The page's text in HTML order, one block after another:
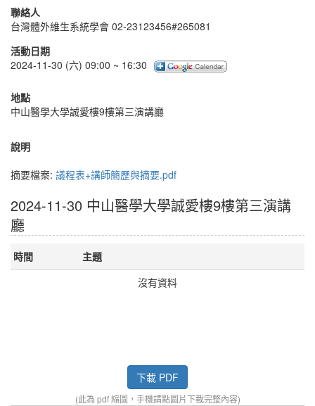
聯絡人
台灣體外維生系統學會 02-23123456#265081
活動日期
2024-11-30 (六) 09:00 ~ 16:30
地點
中山醫學大學誠愛樓9樓第三演講廳
說明
摘要檔案: 議程表+講師簡歷與摘要.pdf
2024-11-30 中山醫學大學誠愛樓9樓第三演講
廳
時間
主題
沒有資料
下載 PDF
(此為 pdf 縮圖，手機請點圖片下載完整內容)